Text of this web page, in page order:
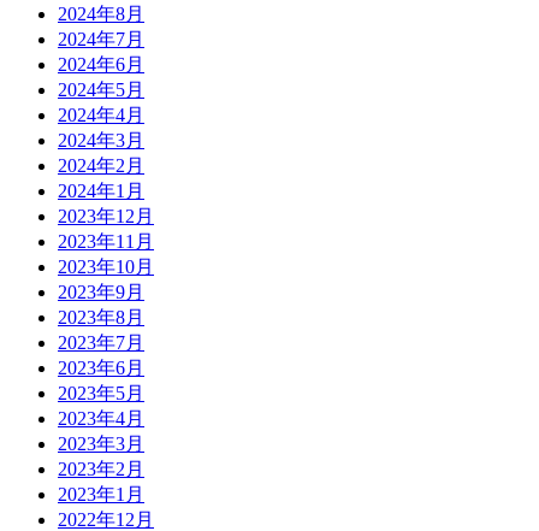
2024年8月
2024年7月
2024年6月
2024年5月
2024年4月
2024年3月
2024年2月
2024年1月
2023年12月
2023年11月
2023年10月
2023年9月
2023年8月
2023年7月
2023年6月
2023年5月
2023年4月
2023年3月
2023年2月
2023年1月
2022年12月